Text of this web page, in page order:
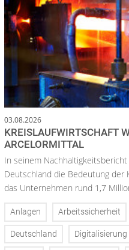
03.08.2026
KREISLAUFWIRTSCHAFT
ARCELORMITTAL
In seinem
Deutschland die Bedeutung der
das Unternehmen rund 1,7
Anlagen Arbeitssicherheit
Deutschland Digitalisierung